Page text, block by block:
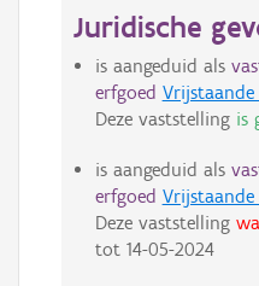
Juridische
is aangeduid als
erfgoed
Deze vaststelling is
is aangeduid als
erfgoed
Deze vaststelling
tot 14-05-2024